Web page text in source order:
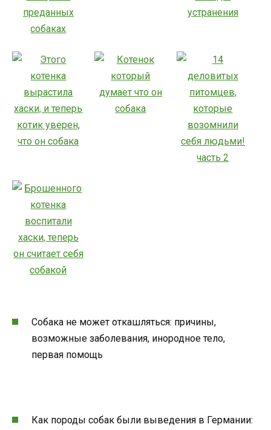
Собака не может откашляться: причины,
возможные заболевания, инородное тело,
первая помощь
Как породы собак были выведения в Германии: